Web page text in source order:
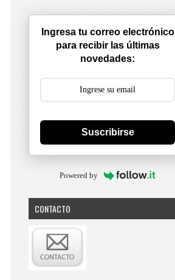
Ingresa tu correo electrónico
para recibir las últimas
novedades:
Suscribirse
Powered by
CONTACTO